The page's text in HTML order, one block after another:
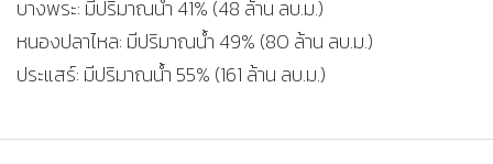
บางพระ: มีปริมาณน้ำ 41% (48 ล้าน ลบ.ม.)
หนองปลาไหล: มีปริมาณน้ำ 49% (80 ล้าน ลบ.ม.)
ประแสร์: มีปริมาณน้ำ 55% (161 ล้าน ลบ.ม.)